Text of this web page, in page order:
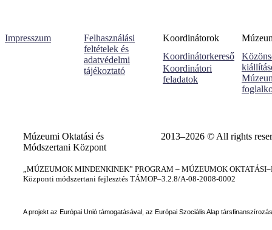
Impresszum
Felhasználási
feltételek és
adatvédelmi
tájékoztató
Koordinátorok
Koordinátorkereső
Koordinátori
feladatok
Múzeumi Oktatási és
Módszertani Központ
2013–2026 © All rights
„MÚZEUMOK MINDENKINEK” PROGRAM – MÚZEUMOK
Központi módszertani fejlesztés TÁMOP–3.2.8/A-08-2008-0002
A projekt az Európai Unió támogatásával, az Európai Szociális Alap